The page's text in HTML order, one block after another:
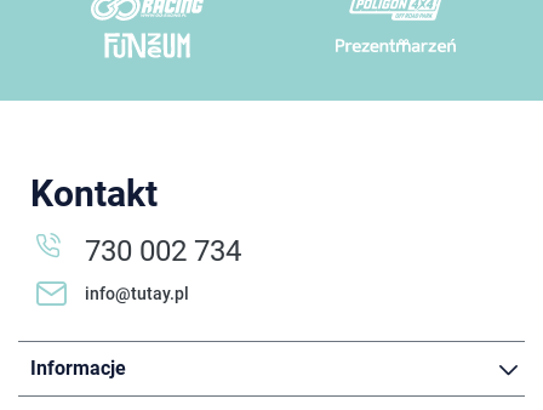
Kontakt
730 002 734
info@tutay.pl
Informacje